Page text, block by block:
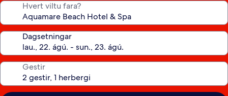
Hvert viltu fara?
Dagsetningar
Gestir